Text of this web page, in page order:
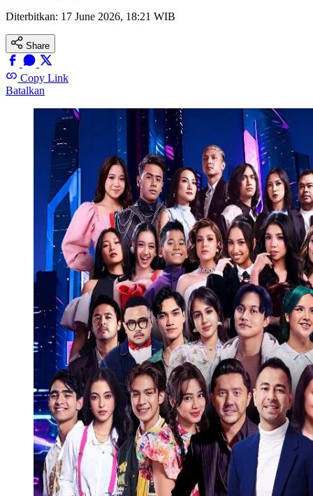
Diterbitkan: 17 June 2026, 18:21 WIB
Share
Copy Link
Batalkan